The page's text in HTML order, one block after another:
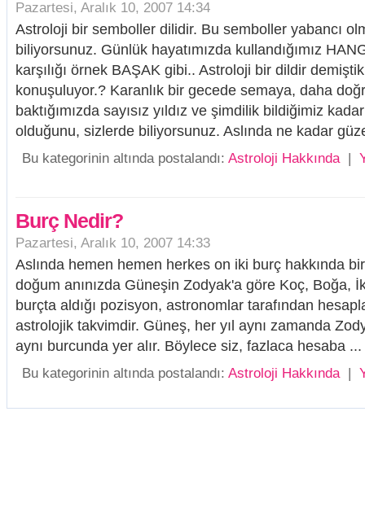
Pazartesi, Aralık 10, 2007 14:34
Astroloji bir semboller dilidir. Bu semboller yabancı
biliyorsunuz. Günlük hayatımızda kullandığımız
karşılığı örnek BAŞAK gibi.. Astroloji bir dildir
konuşuluyor.? Karanlık bir gecede semaya, daha
baktığımızda sayısız yıldız ve şimdilik bildiğimiz
olduğunu, sizlerde biliyorsunuz. Aslında ne kadar
Bu kategorinin altında postalandı: Astroloji Hakkında|
Burç Nedir?
Pazartesi, Aralık 10, 2007 14:33
Aslında hemen hemen herkes on iki burç hakkında
doğum anınızda Güneşin Zodyak'a göre Koç, Boğa,
burçta aldığı pozisyon, astronomlar tarafından
astrolojik takvimdir. Güneş, her yıl aynı zamanda
aynı burcunda yer alır. Böylece siz, fazlaca hesaba ...
Bu kategorinin altında postalandı: Astroloji Hakkında|